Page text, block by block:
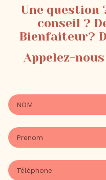
Une question
conseil ?
Bienfaiteur?
Appelez-nous